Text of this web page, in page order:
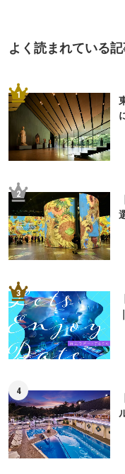
よく読まれている
1
2
3
4